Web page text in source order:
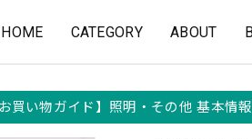
HOME CATEGORY ABOUT
買い物ガイド】照明・その他 基本